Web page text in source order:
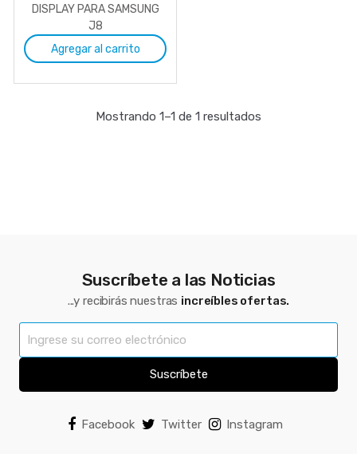
DISPLAY PARA SAMSUNG
J8
Agregar al carrito
Mostrando 1–1 de 1 resultados
Suscríbete a las Noticias
...y recibirás nuestras increíbles ofertas.
Suscríbete
Facebook Twitter Instagram